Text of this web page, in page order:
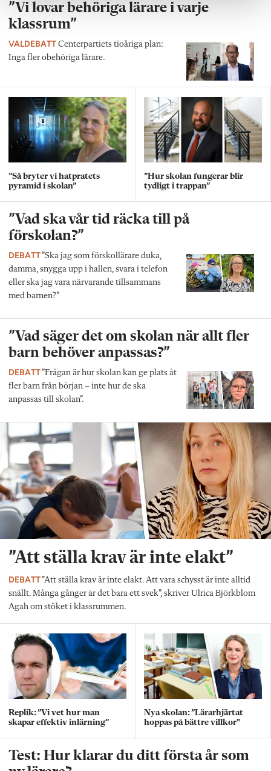
”Vi lovar behöriga lärare i varje
klassrum”
VALDEBATT Centerpartiets tioåriga plan:
Inga fler obehöriga lärare.
”Så bryter vi hatpratets
pyramid i skolan”
”Hur skolan fungerar blir
tydligt i trappan”
”Vad ska vår tid räcka till på
förskolan?”
DEBATT”Ska jag som förskollärare duka,
damma, snygga upp i hallen, svara i telefon
eller ska jag vara närvarande tillsammans
med barnen?”
”Vad säger det om skolan när allt fler
barn behöver anpassas?”
DEBATT”Frågan är hur skolan kan ge plats åt
fler barn från början – inte hur de ska
anpassas till skolan”.
”Att ställa krav är inte elakt”
DEBATT”Att ställa krav är inte elakt. Att vara schysst är inte alltid
snällt. Många gånger är det bara ett svek”, skriver Ulrica Björkblom
Agah om stöket i klassrummen.
Replik: ”Vi vet hur man
skapar effektiv inlärning”
Nya skolan: ”Lärarhjärtat
hoppas på bättre villkor"
Test: Hur klarar du ditt första år som